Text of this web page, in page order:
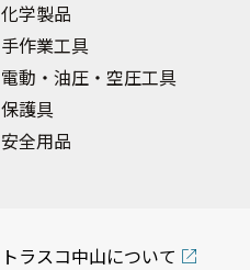
化学製品
手作業工具
電動・油圧・空圧工具
保護具
安全用品
トラスコ中山について